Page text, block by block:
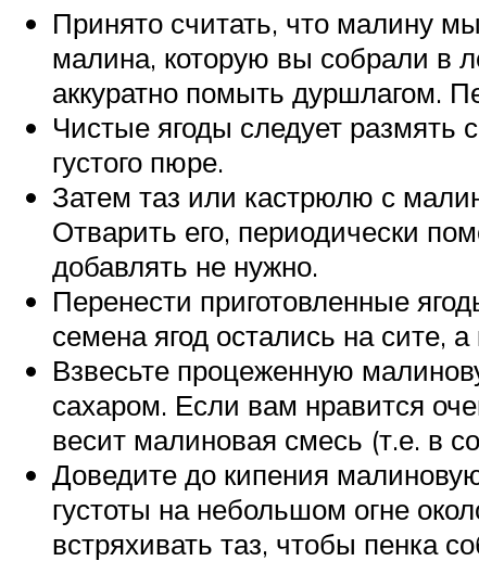
Принято считать, что малину
малина, которую вы собрали в
аккуратно помыть дуршлагом.
Чистые ягоды следует
густого пюре.
Затем таз или кастрюлю с
Отварить его, периодически
добавлять не нужно.
Перенести приготовленные
семена ягод остались на сите,
Взвесьте процеженную
сахаром. Если вам нравится
весит малиновая смесь (т.е. в
Доведите до кипения
густоты на небольшом огне
встряхивать таз, чтобы пенка